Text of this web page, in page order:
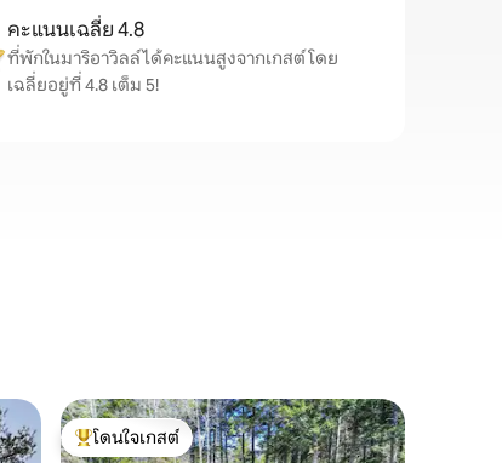
คะแนนเฉลี่ย 4.8
ที่พักในมาริอาวิลล์ได้คะแนนสูงจากเกสต์ โดย
เฉลี่ยอยู่ที่ 4.8 เต็ม 5!
โดนใจเกสต์ที่สุด
โดนใจเกสต์